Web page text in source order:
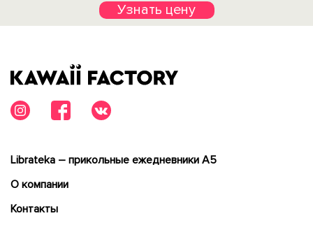
Узнать цену
Librateka – прикольные ежедневники А5
О компании
Контакты